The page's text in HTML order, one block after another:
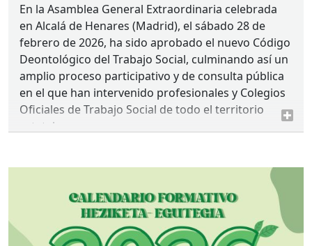
En la Asamblea General Extraordinaria celebrada
en Alcalá de Henares (Madrid), el sábado 28 de
febrero de 2026, ha sido aprobado el nuevo Código
Deontológico del Trabajo Social, culminando así un
amplio proceso participativo y de consulta pública
en el que han intervenido profesionales y Colegios
Oficiales de Trabajo Social de todo el territorio
estatal.
de referencia para el ejercicio profesional,
reforzando el compromiso de la profesión con los
derechos humanos, la dignidad de las personas, la
justicia social y la calidad de la intervención
profesional.